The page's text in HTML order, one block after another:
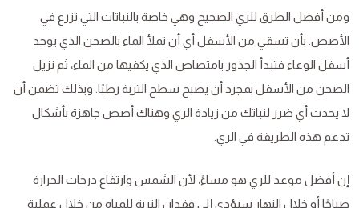
ومن أفضل الطرق للري الصحيح وهي خاصة بالنباتات التي تزرع في
الأصص. بأن تسقي من الأسفل أي أن تملأ الماء بالصحن الذي يوجد
أسفل الوعاء فتبدأ الجذور بامتصاص الذي يكفيها من الماء، ثم نزيل
الصحن من الأسفل بمجرد أن يصبح سطح التربة رطبًا. وبذلك تضمن أن
لا يحدث أي ضرر لنباتك من زيادة الري وهناك أصص جاهزة بأشكال
تدعم هذه الطريقة في الري.
إن أفضل موعد للري هو مساءً، لأن الشمس وارتفاع درجات الحرارة
صباحًا أو خلال النهار سيؤدي إلى فقدان التربة للمياه من خلال عملية